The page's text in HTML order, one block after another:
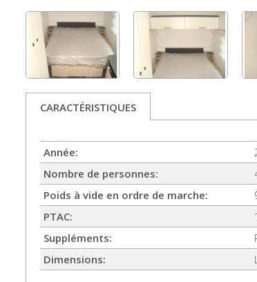
CARACTÉRISTIQUES
Année:
Nombre de personnes:
Poids à vide en ordre de marche:
PTAC:
Suppléments:
Dimensions: